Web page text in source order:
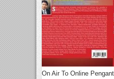
On Air To Online